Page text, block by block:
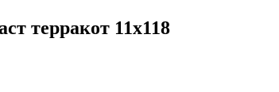
терракот 11х118